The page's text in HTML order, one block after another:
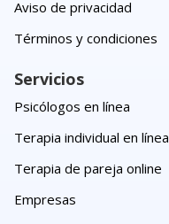
Aviso de privacidad
Términos y condiciones
Servicios
Psicólogos en línea
Terapia individual en línea
Terapia de pareja online
Empresas